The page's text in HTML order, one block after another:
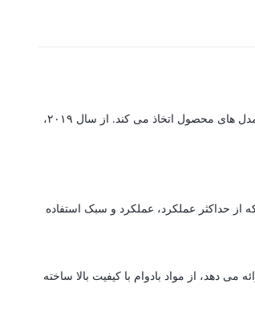
گرین لاین یک برند پیشرو در تولید لوازم جانبی است که مجهز به سیستم تولید پیشرفته با تکنولوژی است که جزئیات پیچیده را با پایه ای قوی برای ارتقای مفاهیم و ایده ها در مدل های محصول اتخاذ می کند. از سال ۲۰۱۹،
حداکثر عملکرد، عملکرد و سبک استفاده
دهد، از مواد بادوام با کیفیت بالا ساخته